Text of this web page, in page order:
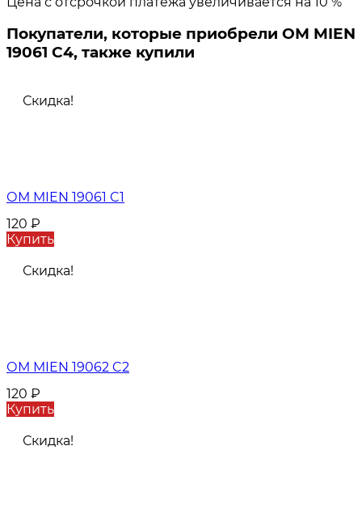
Покупатели, которые приобрели ОМ MIEN
19061 C4, также купили
Скидка!
ОМ MIEN 19061 C1
120 ₽
Купить
Скидка!
ОМ MIEN 19062 C2
120 ₽
Купить
Скидка!